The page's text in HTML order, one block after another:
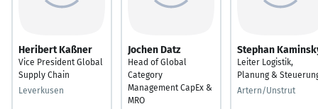
Heribert Kaßner
Vice President Global
Supply Chain
Leverkusen
Jochen Datz
Head of Global
Category
Management CapEx &
MRO
Stephan
Leiter Logistik,
Planung &
Artern/Unstrut